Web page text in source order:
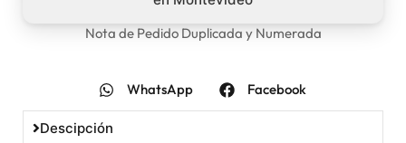
Nota de Pedido Duplicada y Numerada
WhatsApp Facebook
Descipción